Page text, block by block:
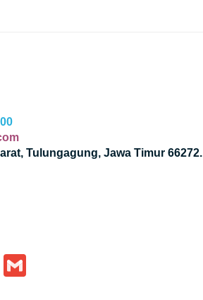
Tulungagung, Jawa Timur 66272.
Messenger